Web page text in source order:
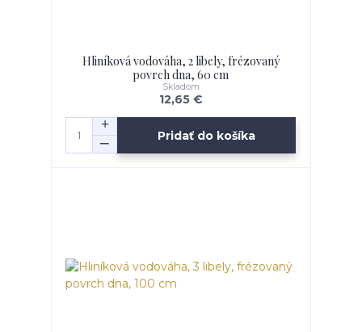
Hliníková vodováha, 2 libely, frézovaný
povrch dna, 60 cm
12,65 €
Skladom
Pridať do košíka